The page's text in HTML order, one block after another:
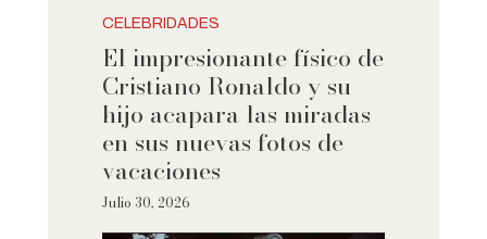
CELEBRIDADES
El impresionante físico de
Cristiano Ronaldo y su
hijo acapara las miradas
en sus nuevas fotos de
vacaciones
Julio 30, 2026